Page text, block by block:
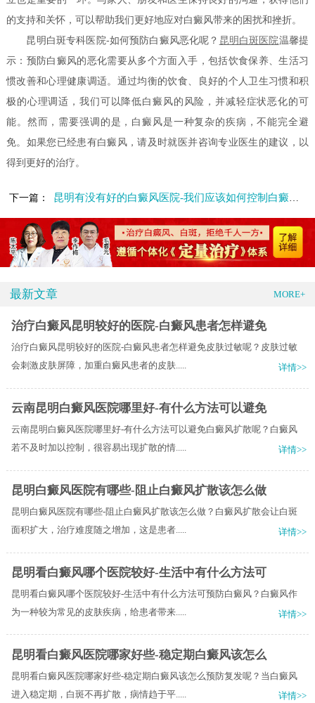
的支持和关怀，可以帮助我们更好地应对白癜风带来的困扰和挫折。
昆明白斑专科医院-如何预防白癜风恶化呢？ 昆明白斑医院温馨提
示：预防白癜风的恶化需要从多个方面入手，包括饮食保养、生活习
惯改善和心理健康调适。通过均衡的饮食、良好的个人卫生习惯和积
极的心理调适，我们可以降低白癜风的风险，并减轻症状恶化的可
能。然而，需要强调的是，白癜风是一种复杂的疾病，不能完全避
免。如果您已经患有白癜风，请及时就医并咨询专业医生的建议，以
得到更好的治疗。
下一篇： 昆明有没有好的白癜风医院-我们应该如何控制白癜风不再恶化呢
最新文章 MORE+
治疗白癜风昆明较好的医院-白癜风患者怎样避免
治疗白癜风昆明较好的医院-白癜风患者怎样避免皮肤过敏呢？皮肤过敏
会刺激皮肤屏障，加重白癜风患者的皮肤.....
详情>>
云南昆明白癜风医院哪里好-有什么方法可以避免
云南昆明白癜风医院哪里好-有什么方法可以避免白癜风扩散呢？白癜风
若不及时加以控制，很容易出现扩散的情.....
详情>>
昆明白癜风医院有哪些-阻止白癜风扩散该怎么做
昆明白癜风医院有哪些-阻止白癜风扩散该怎么做？白癜风扩散会让白斑
面积扩大，治疗难度随之增加，这是患者.....
详情>>
昆明看白癜风哪个医院较好-生活中有什么方法可
昆明看白癜风哪个医院较好-生活中有什么方法可预防白癜风？白癜风作
为一种较为常见的皮肤疾病，给患者带来.....
详情>>
昆明看白癜风医院哪家好些-稳定期白癜风该怎么
昆明看白癜风医院哪家好些-稳定期白癜风该怎么预防复发呢？当白癜风
进入稳定期，白斑不再扩散，病情趋于平.....
详情>>